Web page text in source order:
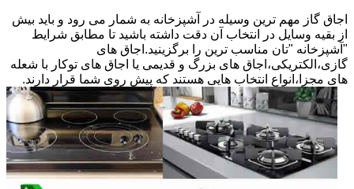
اجاق گاز مهم ترین وسیله در آشپزخانه به شمار می رود و باید بیش
از بقیه وسایل در انتخاب آن دقت داشته باشید تا مطابق شرایط
"آشپزخانه "تان مناسب ترین را برگزینید.اجاق های
گازی،الکتریکی،اجاق های بزرگ و قدیمی یا اجاق های توکار با شعله
های مجزا،انواع انتخاب هایی هستند که پیش روی شما قرار دارند.